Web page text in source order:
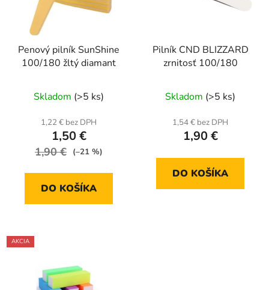
Penový pilník SunShine
100/180 žltý diamant
Skladom (>5 ks)
1,22 € bez DPH
1,50 €
1,90 € (–21 %)
DO KOŠÍKA
Pilník CND BLIZZARD
zrnitosť 100/180
Skladom (>5 ks)
1,54 € bez DPH
1,90 €
DO KOŠÍKA
AKCIA